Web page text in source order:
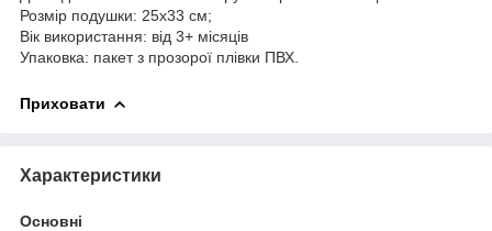
Розмір подушки: 25х33 см;
Вік використання: від 3+ місяців
Упаковка: пакет з прозорої плівки ПВХ.
Приховати
Характеристики
Основні